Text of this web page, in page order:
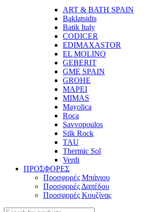
ART & BATH SPAIN
Baklatsidis
Batik Italy
CODICER
EDIMAXASTOR
EL MOLINO
GEBERIT
GME SPAIN
GROHE
MAPEI
MIMAS
Mayolica
Roca
Savvopoulos
Silk Rock
TAU
Thermic Sol
Verdi
ΠΡΟΣΦΟΡΕΣ
Προσφορές Μπάνιου
Προσφορές Δαπέδου
Προσφορές Κουζίνας